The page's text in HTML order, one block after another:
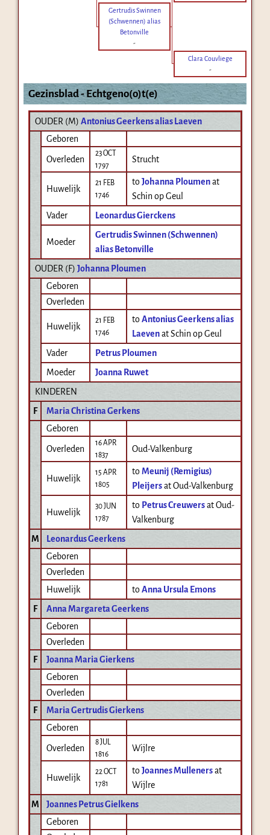
Gertrudis Swinnen
(Schwennen) alias
Betonville
-
Clara Couvliege
-
Gezinsblad - Echtgeno(o)t(e)
OUDER (M) Antonius Geerkens alias Laeven
Geboren
Overleden
23 OCT
1797
Strucht
Huwelijk
21 FEB
1746
toJohanna Ploumen at
Schin op Geul
Vader
Leonardus Gierckens
Moeder
Gertrudis Swinnen (Schwennen)
alias Betonville
OUDER (F) Johanna Ploumen
Geboren
Overleden
Huwelijk
21 FEB
1746
toAntonius Geerkens alias
Laeven at Schin op Geul
Vader
Petrus Ploumen
Moeder
Joanna Ruwet
KINDEREN
F
Maria Christina Gerkens
Geboren
Overleden
16 APR
1837
Oud-Valkenburg
Huwelijk
15 APR
1805
toMeunij (Remigius)
Pleijers at Oud-Valkenburg
Huwelijk
30 JUN
1787
to Petrus Creuwers at Oud-
Valkenburg
M
Leonardus Geerkens
Geboren
Overleden
Huwelijk
toAnna Ursula Emons
F
Anna Margareta Geerkens
Geboren
Overleden
F
Joanna Maria Gierkens
Geboren
Overleden
F
Maria Gertrudis Gierkens
Geboren
Overleden
8 JUL
1816
Wijlre
Huwelijk
22 OCT
1781
toJoannes Mulleners at
Wijlre
M
Joannes Petrus Gielkens
Geboren